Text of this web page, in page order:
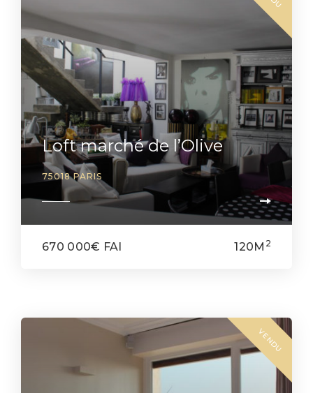
Loft marché de l’Olive
75018 PARIS
670 000€ FAI 120M 2
VENDU